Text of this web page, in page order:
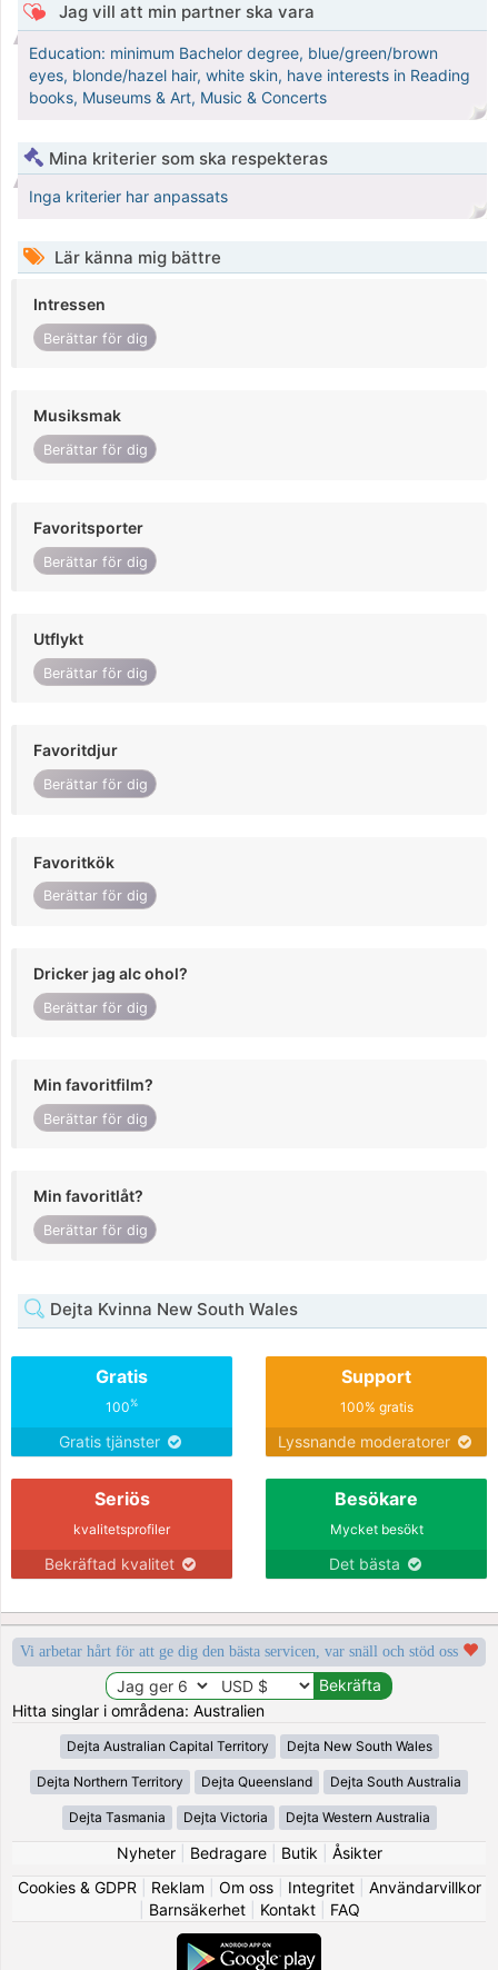
Jag vill att min partner ska vara
Education: minimum Bachelor degree, blue/green/brown
eyes, blonde/hazel hair, white skin, have interests in Reading
books, Museums & Art, Music & Concerts
Mina kriterier som ska respekteras
Inga kriterier har anpassats
Lär känna mig bättre
Intressen
Berättar för dig
Musiksmak
Berättar för dig
Favoritsporter
Berättar för dig
Utflykt
Berättar för dig
Favoritdjur
Berättar för dig
Favoritkök
Berättar för dig
Dricker jag alc ohol?
Berättar för dig
Min favoritfilm?
Berättar för dig
Min favoritlåt?
Berättar för dig
Dejta Kvinna New South Wales
Gratis
100%
Gratis tjänster
Support
100% gratis
Lyssnande moderatorer
Seriös
kvalitetsprofiler
Bekräftad kvalitet
Besökare
Mycket besökt
Det bästa
Vi arbetar hårt för att ge dig den bästa servicen, var snäll och stöd oss
Hitta singlar i områdena: Australien
Dejta Australian Capital Territory Dejta New South Wales
Dejta Northern Territory Dejta Queensland Dejta South Australia
Dejta Tasmania Dejta Victoria Dejta Western Australia
Nyheter| Bedragare| Butik
Åsikter
Cookies & GDPR
Reklam Om oss| Integritet| Användarvillkor
Barnsäkerhet| Kontakt| FAQ